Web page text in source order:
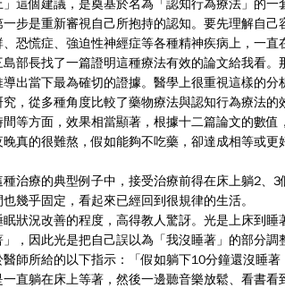
」這個建議，是奠基於名為「認知行為療法」的一
步是重新審視自己所抱持的認知。要先理解自
恐慌症、強迫性神經症等各種精神疾病上，一直
部長找了一篇證明這種療法有效的論文給我看
出當下最為確切的證據。醫學上很重視這樣的分
，從多種角度比較了藥物療法與認知行為療法
等方面，效果相當顯著，根據十二篇論文的數
真的很難熬，假如能夠不吃藥，卻達成相等或更
治療的典型例子中，接受治療前得在床上躺2、
幾乎固定，看起來已經回到很規律的生活。
狀況改善的程度，高得教人驚訝。光是上床到
」，因此光是把自己誤以為「我沒睡著」的部分調
師所給的以下指示：「假如躺下10分鐘還沒睡
直躺在床上等著，然後一邊聽音樂放鬆、看書